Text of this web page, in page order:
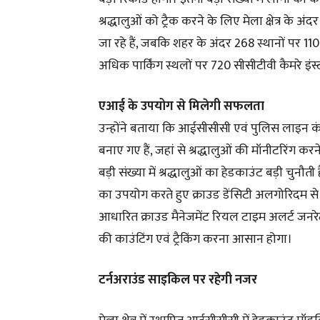
श्रद्धालुओं को ट्रैक करने के लिए मेला क्षेत्र के
जा रहे हैं, जबकि शहर के अंदर 268 स्थानों पर
अधिक पार्किंग स्थलों पर 720 सीसीटीवी कैमरे
एआई के उपयोग से मिलेगी सफलता
उन्होंने बताया कि आईसीसीसी एवं पुलिस लाइन
बनाए गए हैं, जहां से श्रद्धालुओं की मॉनीटरिंग
बड़ी संख्या में श्रद्धालुओं का हेडकाउंट बड़ी
का उपयोग करते हुए क्राउड डेंसिटी अलगोरिदम
आधारित क्राउड मैनेजमेंट रियल टाइम अलर्ट
की काउंटिंग एवं ट्रैकिंग करना आसान होगा।
टर्नअराउंड साइकिल पर रहेगी नजर